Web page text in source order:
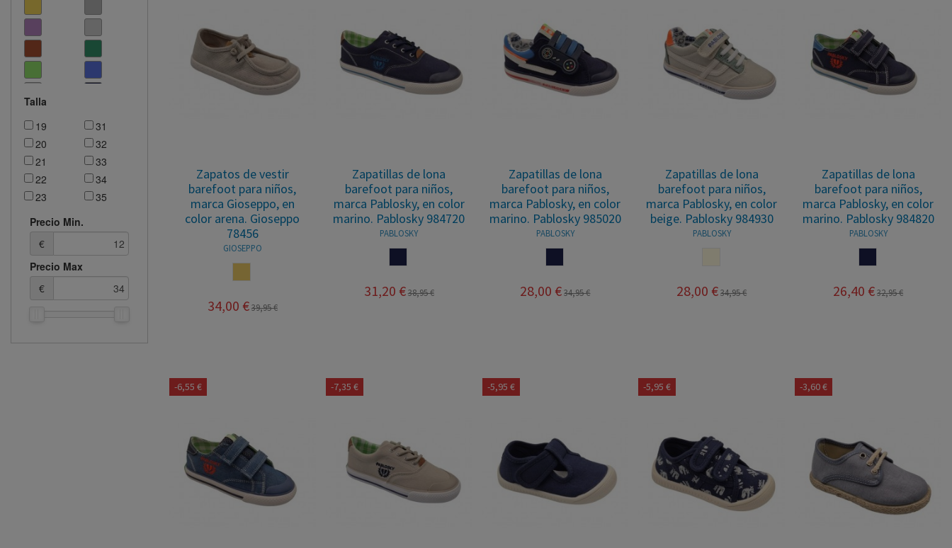
Zapatos de vestir
barefoot para niños,
marca Gioseppo, en
color arena. Gioseppo
78456
GIOSEPPO
34,00 €39,95 €
Zapatillas de lona
barefoot para niños,
marca Pablosky, en color
marino. Pablosky 984720
PABLOSKY
31,20 € 38,95 €
Zapatillas de lona
barefoot para niños,
marca Pablosky, en color
marino. Pablosky 985020
PABLOSKY
28,00 € 34,95 €
Zapatillas de lona
barefoot para niños,
marca Pablosky, en color
beige. Pablosky 984930
PABLOSKY
28,00 € 34,95 €
Zapatillas de lona
barefoot para niños,
marca Pablosky, en color
marino. Pablosky 984820
PABLOSKY
26,40 €32,95 €
-6,55 € -7,35 € -5,95 € -5,95 € -3,60 €
Talla
19
20
21
22
23
25
26
27
28
29
31
32
33
34
35
37
41
Precio Min.
€
Precio Max
€